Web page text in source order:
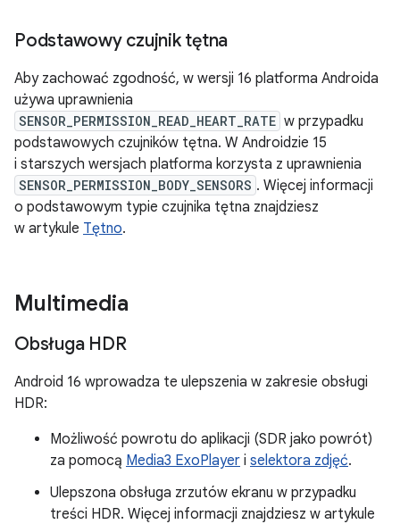
Podstawowy czujnik tętna
Aby zachować zgodność, w wersji 16 platforma Androida
używa uprawnienia
SENSOR_PERMISSION_READ_HEART_RATE w przypadku
podstawowych czujników tętna. W Androidzie 15
i starszych wersjach platforma korzysta z uprawnienia
SENSOR_PERMISSION_BODY_SENSORS . Więcej informacji
o podstawowym typie czujnika tętna znajdziesz
w artykule Tętno.
Multimedia
Obsługa HDR
Android 16 wprowadza te ulepszenia w zakresie obsługi
HDR:
Możliwość powrotu do aplikacji (SDR jako powrót)
za pomocą Media3 ExoPlayer i selektora zdjęć.
Ulepszona obsługa zrzutów ekranu w przypadku
treści HDR. Więcej informacji znajdziesz w artykule